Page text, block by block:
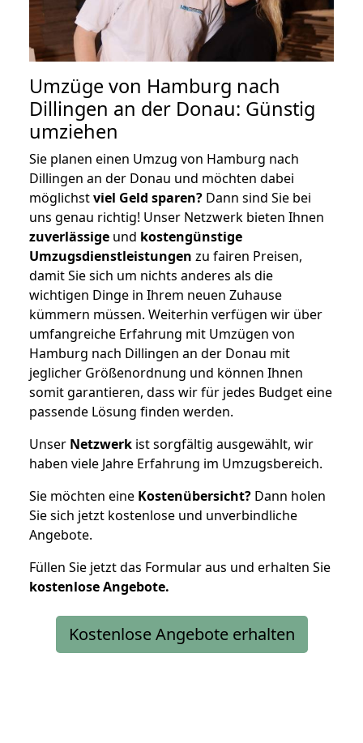
Umzüge von Hamburg nach
Dillingen an der Donau: Günstig
umziehen
Sie planen einen Umzug von Hamburg nach
Dillingen an der Donau und möchten dabei
möglichstviel Geld sparen? Dann sind Sie bei
uns genau richtig! Unser Netzwerk bieten Ihnen
zuverlässige und kostengünstige
Umzugsdienstleistungen zu fairen Preisen,
damit Sie sich um nichts anderes als die
wichtigen Dinge in Ihrem neuen Zuhause
kümmern müssen. Weiterhin verfügen wir über
umfangreiche Erfahrung mit Umzügen von
Hamburg nach Dillingen an der Donau mit
jeglicher Größenordnung und können Ihnen
somit garantieren, dass wir für jedes Budget eine
passende Lösung finden werden.
Unser Netzwerk ist sorgfältig ausgewählt, wir
haben viele Jahre Erfahrung im Umzugsbereich.
Sie möchten eine Kostenübersicht? Dann holen
Sie sich jetzt kostenlose und unverbindliche
Angebote.
Füllen Sie jetzt das Formular aus und erhalten Sie
kostenloseAngebote.
Kostenlose Angebote erhalten